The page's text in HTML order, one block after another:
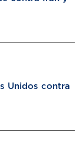
Unidos contra